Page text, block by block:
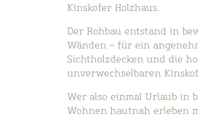
Kinskofer Holzhaus.
Der Rohbau entstand in
Wänden – für ein
Sichtholzdecken und die
unverwechselbaren
Wer also einmal Urlaub in
Wohnen hautnah erleben